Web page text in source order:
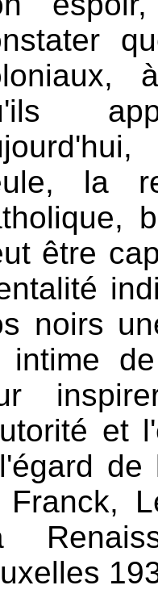
la
être
noirs
intime
et
de
Franck,